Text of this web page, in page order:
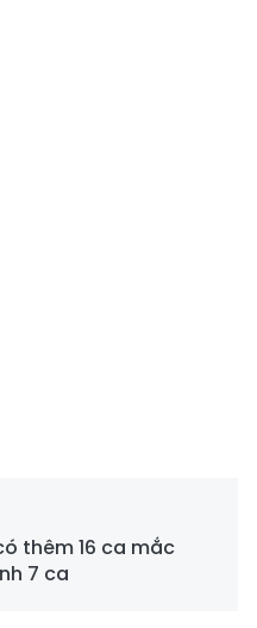
thêm 16 ca mắc
7 ca